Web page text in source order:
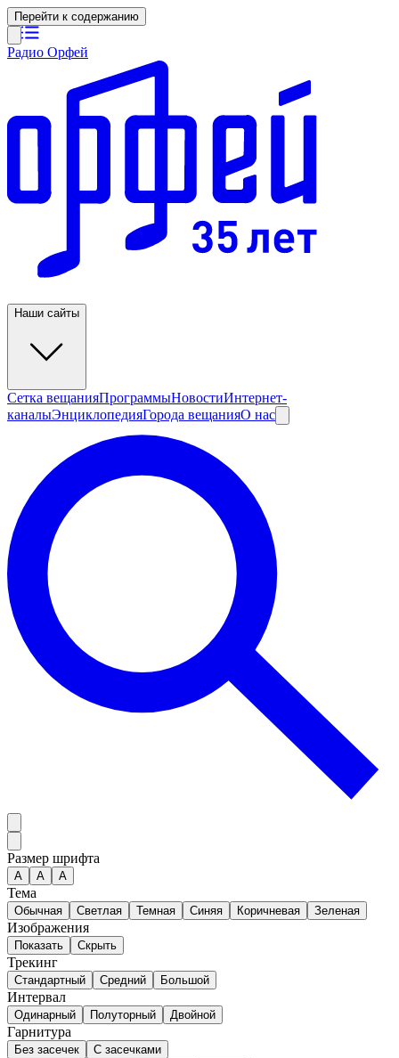
Перейти к содержанию
Радио Орфей
Наши сайты
Сетка вещанияПрограммыНовостиИнтернет-
каналыЭнциклопедияГорода вещанияО нас
Размер шрифта
А A A
Тема
Обычная Светлая Темная Синяя Коричневая Зеленая
Изображения
Показать Скрыть
Трекинг
Стандартный Средний Большой
Интервал
Одинарный Полуторный Двойной
Гарнитура
Без засечек
С засечками